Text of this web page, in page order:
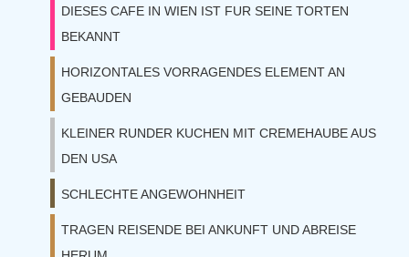
DIESES CAFE IN WIEN IST FUR SEINE TORTEN
BEKANNT
HORIZONTALES VORRAGENDES ELEMENT AN
GEBAUDEN
KLEINER RUNDER KUCHEN MIT CREMEHAUBE AUS
DEN USA
SCHLECHTE ANGEWOHNHEIT
TRAGEN REISENDE BEI ANKUNFT UND ABREISE